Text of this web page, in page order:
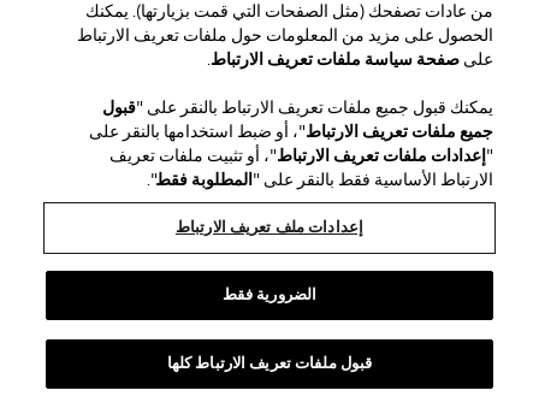
من عادات تصفحك (مثل الصفحات التي قمت بزيارتها). يمكنك
الحصول على مزيد من المعلومات حول ملفات تعريف الارتباط
علىصفحة سياسة ملفات تعريف الارتباط.
يمكنك قبول جميع ملفات تعريف الارتباط بالنقر على "قبول
جميع ملفات تعريف الارتباط"، أو ضبط استخدامها بالنقر على
" إعدادات ملفات تعريف الارتباط"، أو تثبيت ملفات تعريف
الارتباط الأساسية فقط بالنقر على " المطلوبة فقط".
إعدادات ملف تعريف الارتباط
الضرورية فقط
قبول ملفات تعريف الارتباط كلها